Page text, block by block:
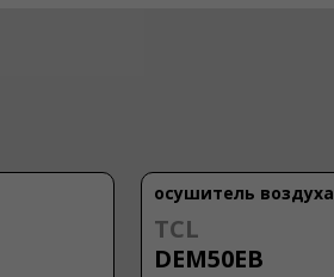
осушитель воздуха
Humicel
OL-50